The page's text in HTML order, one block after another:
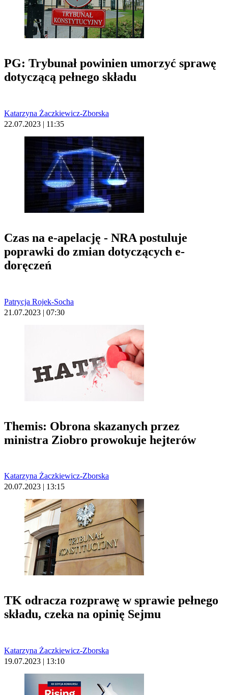
PG: Trybunał powinien umorzyć sprawę
dotyczącą pełnego składu
Katarzyna Żaczkiewicz-Zborska
22.07.2023 | 11:35
Czas na e-apelację - NRA postuluje
poprawki do zmian dotyczących e-
doręczeń
Patrycja Rojek-Socha
21.07.2023 | 07:30
Themis: Obrona skazanych przez
ministra Ziobro prowokuje hejterów
Katarzyna Żaczkiewicz-Zborska
20.07.2023 | 13:15
TK odracza rozprawę w sprawie pełnego
składu, czeka na opinię Sejmu
Katarzyna Żaczkiewicz-Zborska
19.07.2023 | 13:10